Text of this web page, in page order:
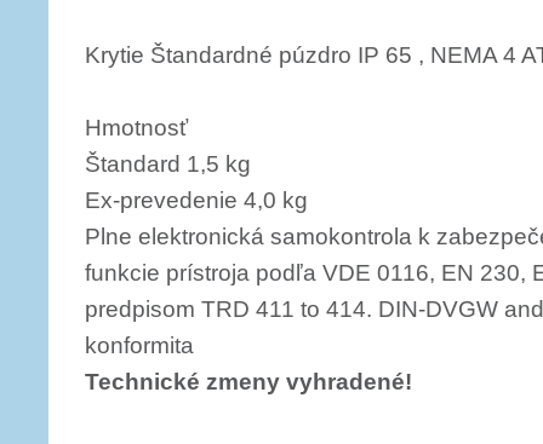
Krytie Štandardné púzdro IP 65 , NEMA 4
Hmotnosť
Štandard 1,5 kg
Ex-prevedenie 4,0 kg
Plne elektronická samokontrola k
funkcie prístroja podľa VDE 0116, EN 230,
predpisom TRD 411 to 414. DIN-DVGW
konformita
Technické zmeny vyhradené!